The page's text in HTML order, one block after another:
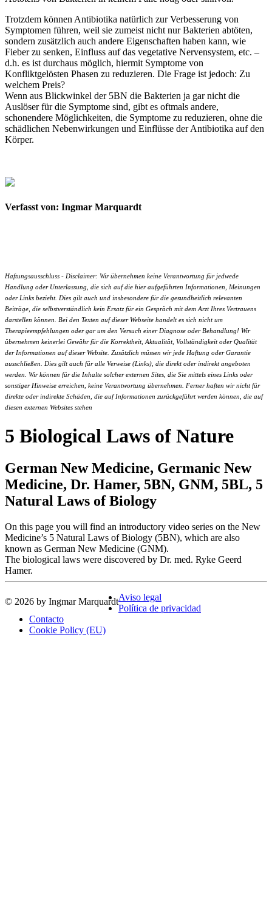
Trotzdem können Antibiotika natürlich zur Verbesserung von
Symptomen führen, weil sie zumeist nicht nur Bakterien abtöten,
sondern zusätzlich auch andere Eigenschaften haben kann, wie
Fieber zu senken, Einfluss auf das vegetative Nervensystem, etc. –
d.h. es ist durchaus möglich, hiermit Symptome von
Konfliktgelösten Phasen zu reduzieren. Die Frage ist jedoch: Zu
welchem Preis?
Wenn aus Blickwinkel der 5BN die Bakterien ja gar nicht die
Auslöser für die Symptome sind, gibt es oftmals andere,
schonendere Möglichkeiten, die Symptome zu reduzieren, ohne die
schädlichen Nebenwirkungen und Einflüsse der Antibiotika auf den
Körper.
Verfasst von: Ingmar Marquardt
Haftungsausschluss - Disclaimer: Wir übernehmen keine Verantwortung für jedwede
Handlung oder Unterlassung, die sich auf die hier aufgeführten Informationen, Meinungen
oder Links bezieht. Dies gilt auch und insbesondere für die gesundheitlich relevanten
Beiträge, die selbstverständlich kein Ersatz für ein Gespräch mit dem Arzt Ihres Vertrauens
darstellen können. Bei den Texten auf dieser Webseite handelt es sich nicht um
Therapieempfehlungen oder gar um den Versuch einer Diagnose oder Behandlung! Wir
übernehmen keinerlei Gewähr für die Korrektheit, Aktualität, Vollständigkeit oder Qualität
der Informationen auf dieser Website. Zusätzlich müssen wir jede Haftung oder Garantie
ausschließen. Dies gilt auch für alle Verweise (Links), die direkt oder indirekt angeboten
werden. Wir können für die Inhalte solcher externen Sites, die Sie mittels eines Links oder
sonstiger Hinweise erreichen, keine Verantwortung übernehmen. Ferner haften wir nicht für
direkte oder indirekte Schäden, die auf Informationen zurückgeführt werden können, die auf
diesen externen Websites stehen
5 Biological Laws of Nature
German New Medicine, Germanic New
Medicine, Dr. Hamer, 5BN, GNM, 5BL, 5
Natural Laws of Biology
On this page you will find an introductory video series on the New
Medicine’s 5 Natural Laws of Biology (5BN), which are also
known as German New Medicine (GNM).
The biological laws were discovered by Dr. med. Ryke Geerd
Hamer.
© 2026 by Ingmar MarquardtAviso legal
Política de privacidad
Contacto
Cookie Policy (EU)